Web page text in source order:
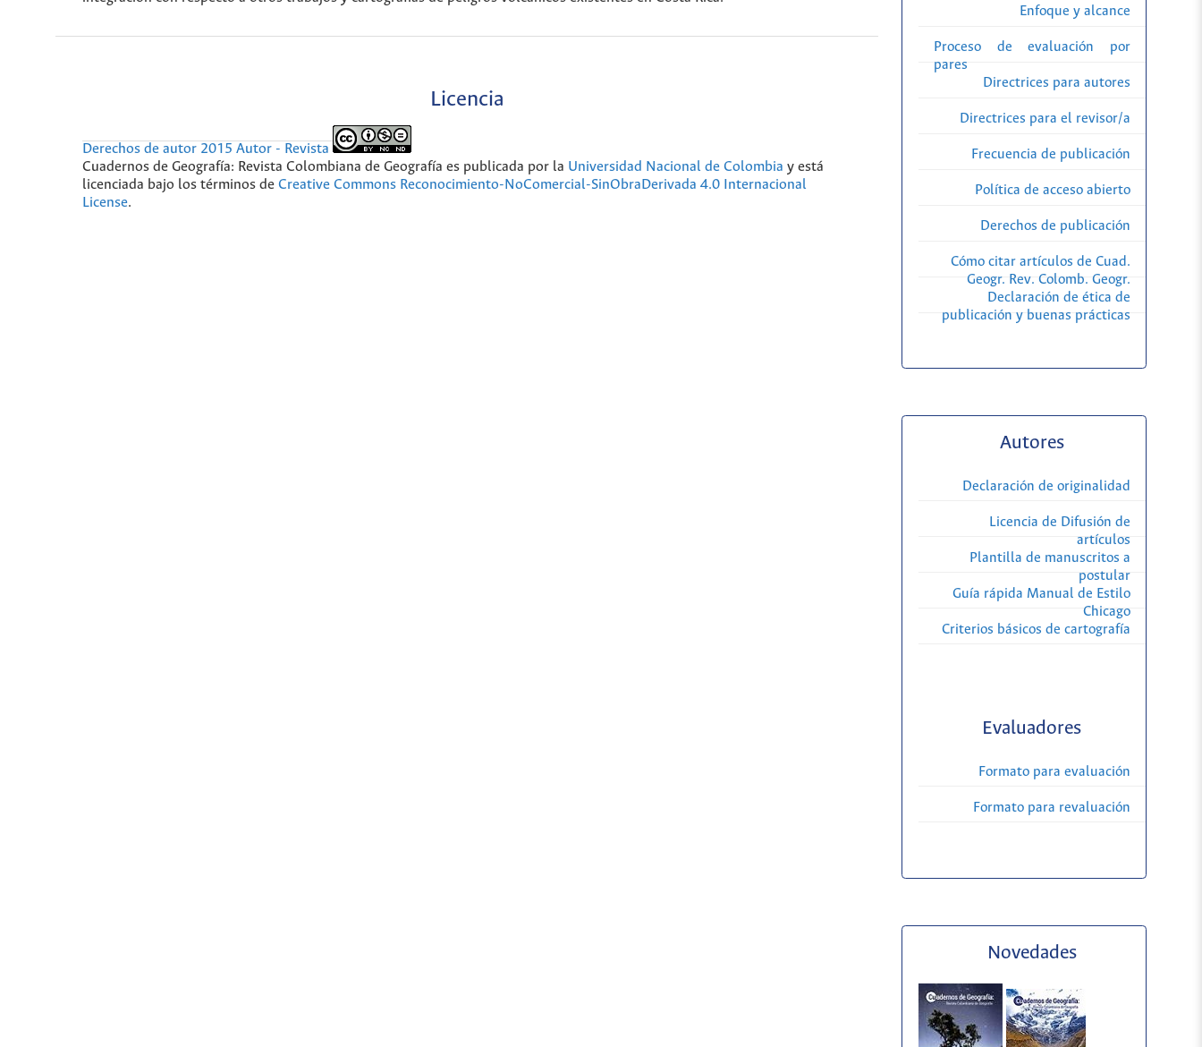
Licencia
Derechos de autor 2015 Autor - Revista
Cuadernos de Geografía: Revista Colombiana de Geografía es publicada por la Universidad Nacional de Colombia y está
licenciada bajo los términos de Creative Commons Reconocimiento-NoComercial-SinObraDerivada 4.0 Internacional
License.
Enfoque y alcance
Proceso de evaluación por
pares
Directrices para autores
Directrices para el revisor/a
Frecuencia de publicación
Política de acceso abierto
Derechos de publicación
Cómo citar artículos de Cuad.
Geogr. Rev. Colomb. Geogr.
Declaración de ética de
publicación y buenas prácticas
Autores
Declaración de originalidad
Licencia de Difusión de
artículos
Plantilla de manuscritos a
postular
Guía rápida Manual de Estilo
Chicago
Criterios básicos de cartografía
Evaluadores
Formato para evaluación
Formato para revaluación
Novedades